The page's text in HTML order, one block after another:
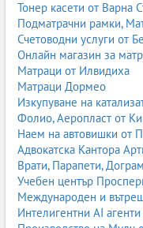
гел формули за
3. Препарати за кухня
Кухнята е зона с високи
кухня премахват
обезмаслители
препарати за
препарати за
4. Препарати за подове
Различните настилки
ламинат, гранитогрес,
Тонер касети от Варна
Подматрачни рамки,
Счетоводни услуги от
Онлайн магазин за
Матраци от Илвидиха
Матраци Дормео
Изкупуване на
Фолио, Аеропласт от
Наем на автовишки от
Адвокатска Кантора
Врати, Парапети,
Учебен център
Международен и
Интелигентни AI